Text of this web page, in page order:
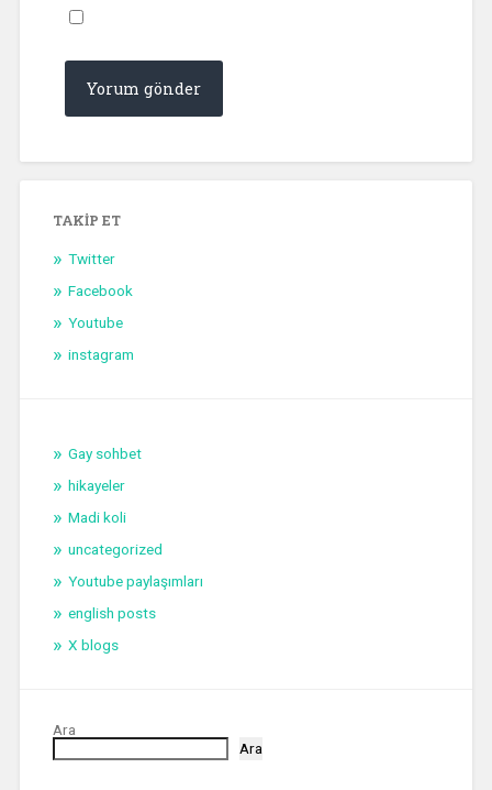
TAKIP ET
Twitter
Facebook
Youtube
instagram
Gay sohbet
hikayeler
Madi koli
uncategorized
Youtube paylaşımları
english posts
X blogs
Ara
Ara